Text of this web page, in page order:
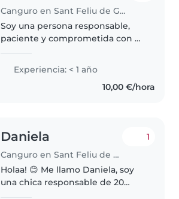
Canguro en Sant Feliu de Guíxols
Soy una persona responsable,
paciente y comprometida con el
diarias, apoyar con los deberes
escolares y colaborar en..
Experiencia: < 1 año
10,00 €/hora
Daniela
Canguro en Sant Feliu de Guíxols
1
Holaa! 😊 Me llamo Daniela, soy
una chica responsable de 20